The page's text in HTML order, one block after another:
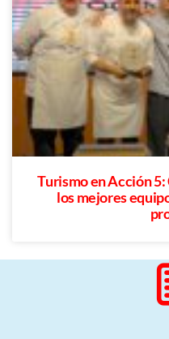
Turismo en Acción
los mejores